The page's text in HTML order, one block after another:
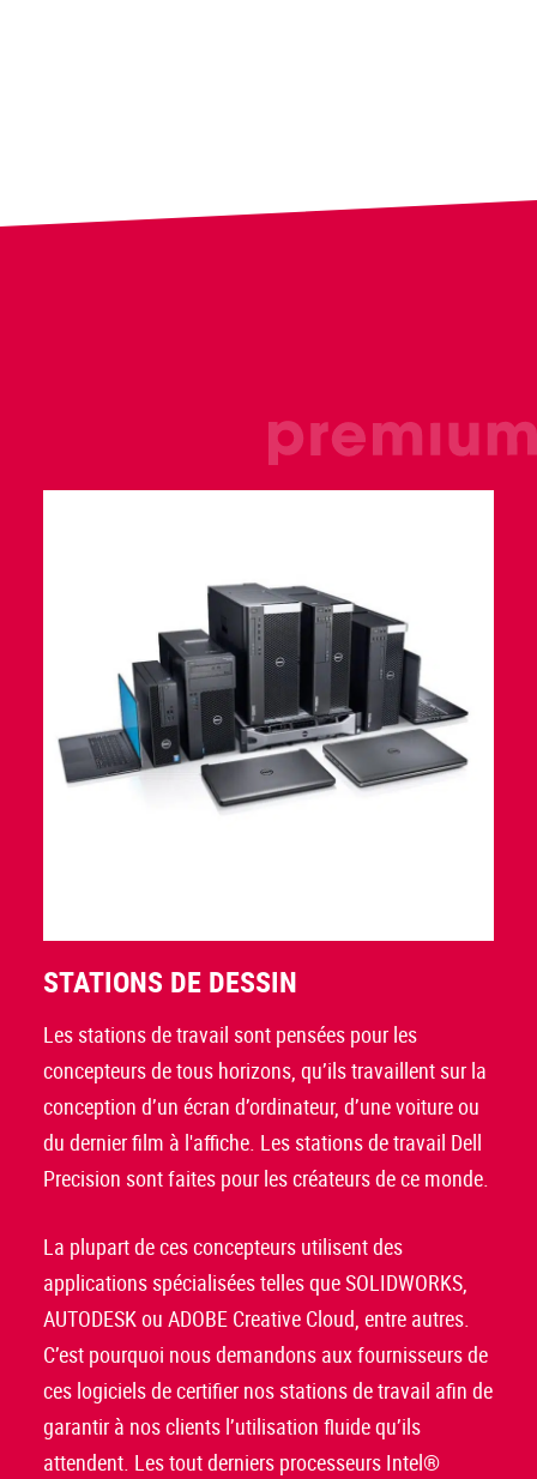
STATIONS DE DESSIN
Les stations de travail sont pensées pour les
concepteurs de tous horizons, qu’ils travaillent sur la
conception d’un écran d’ordinateur, d’une voiture ou
du dernier film à l'affiche. Les stations de travail Dell
Precision sont faites pour les créateurs de ce monde.
La plupart de ces concepteurs utilisent des
applications spécialisées telles que SOLIDWORKS,
AUTODESK ou ADOBE Creative Cloud, entre autres.
C’est pourquoi nous demandons aux fournisseurs de
ces logiciels de certifier nos stations de travail afin de
garantir à nos clients l’utilisation fluide qu’ils
attendent. Les tout derniers processeurs Intel®